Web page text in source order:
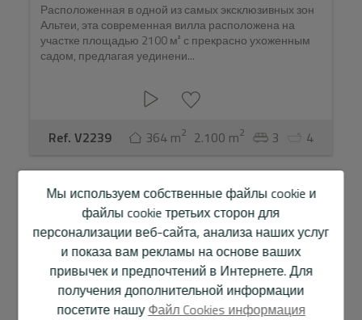
Расположенная в одной из самых эксклюзивных зон
Альтеи, эта современная вилла расположена на
участке площадью 2100 м² с прекрасно ухоженным
садом, предлагая уединени...
Ref. V2239 364 m2 2.100 m2 3 4
Мы используем собственные файлы cookie и
файлы cookie третьих сторон для
персонализации веб-сайта, анализа наших услуг
и показа вам рекламы на основе ваших
привычек и предпочтений в Интернете. Для
получения дополнительной информации
посетите нашуФайл Cookies информация